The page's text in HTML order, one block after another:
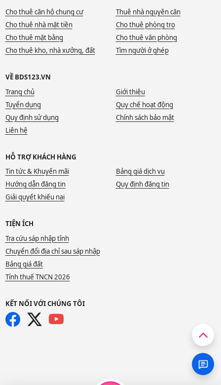
Cho thuê căn hộ chung cư
Thuê nhà nguyên căn
Cho thuê nhà mặt tiền
Cho thuê phòng trọ
Cho thuê mặt bằng
Cho thuê văn phòng
Cho thuê kho, nhà xưởng, đất
Tìm người ở ghép
VỀ BDS123.VN
Trang chủ
Giới thiệu
Tuyển dụng
Quy chế hoạt động
Quy định sử dụng
Chính sách bảo mật
Liên hệ
HỖ TRỢ KHÁCH HÀNG
Tin tức & Khuyến mãi
Bảng giá dịch vụ
Hướng dẫn đăng tin
Quy định đăng tin
Giải quyết khiếu nại
TIỆN ÍCH
Tra cứu sáp nhập tỉnh
Chuyển đổi địa chỉ sau sáp nhập
Bảng giá đất
Tính thuế TNCN 2026
KẾT NỐI VỚI CHÚNG TÔI